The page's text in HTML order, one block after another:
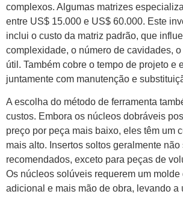
complexos. Algumas matrizes
entre US$ 15.000 e US$ 60.000. Este
inclui o custo da matriz padrão, que
complexidade, o número de cavidades,
útil. Também cobre o tempo de projeto e
juntamente com manutenção e
A escolha do método de ferramenta
custos. Embora os núcleos dobráveis
preço por peça mais baixo, eles têm um
mais alto. Insertos soltos geralmente não
recomendados, exceto para peças de
Os núcleos solúveis requerem um
adicional e mais mão de obra, levando a